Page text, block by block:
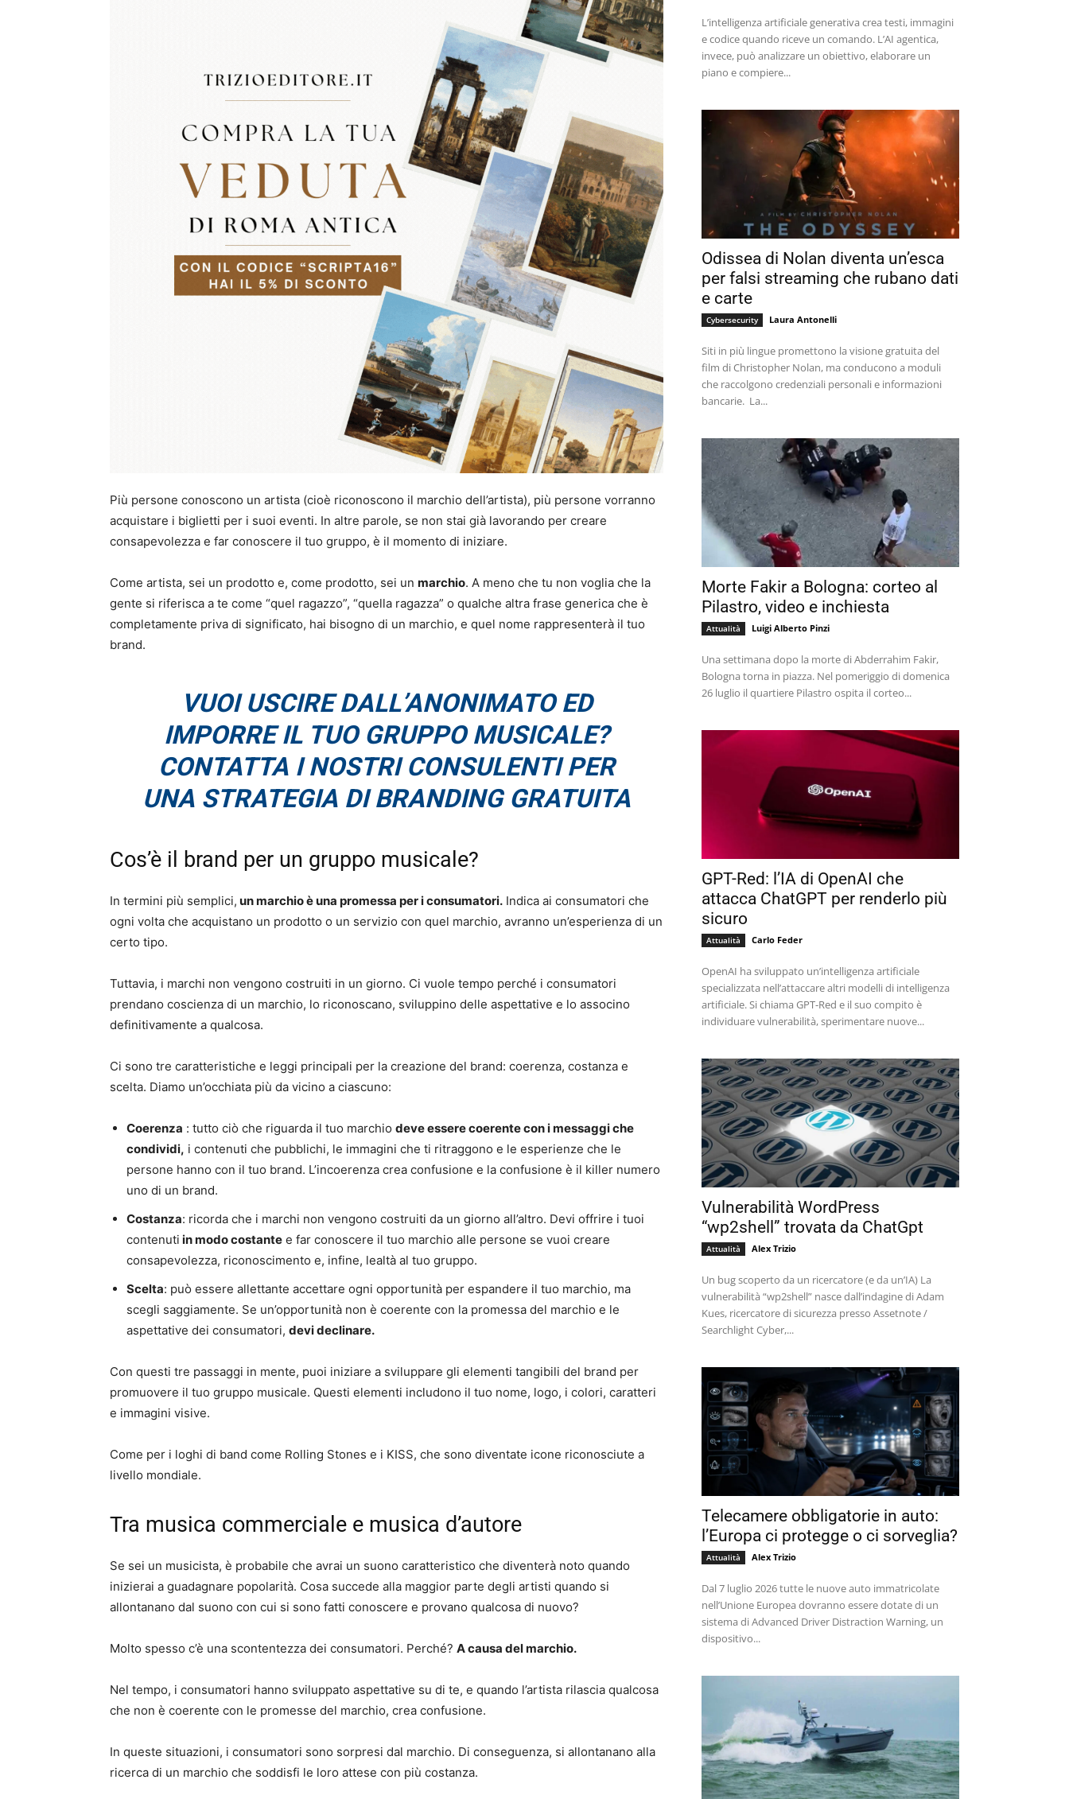
Più persone conoscono un artista (cioè riconoscono il marchio dell’artista), più persone vorranno
acquistare i biglietti per i suoi eventi. In altre parole, se non stai già lavorando per creare
consapevolezza e far conoscere il tuo gruppo, è il momento di iniziare.
Come artista, sei un prodotto e, come prodotto, sei un marchio. A meno che tu non voglia che la
gente si riferisca a te come “quel ragazzo”, “quella ragazza” o qualche altra frase generica che è
completamente priva di significato, hai bisogno di un marchio, e quel nome rappresenterà il tuo
brand.
VUOI USCIRE DALL’ANONIMATO ED
IMPORRE IL TUO GRUPPO MUSICALE?
CONTATTA I NOSTRI CONSULENTI PER
UNA STRATEGIA DI BRANDING GRATUITA
Cos’è il brand per un gruppo musicale?
In termini più semplici, un marchio è una promessa per i consumatori. Indica ai consumatori che
ogni volta che acquistano un prodotto o un servizio con quel marchio, avranno un’esperienza di un
certo tipo.
Tuttavia, i marchi non vengono costruiti in un giorno. Ci vuole tempo perché i consumatori
prendano coscienza di un marchio, lo riconoscano, sviluppino delle aspettative e lo associno
definitivamente a qualcosa.
Ci sono tre caratteristiche e leggi principali per la creazione del brand: coerenza, costanza e
scelta. Diamo un’occhiata più da vicino a ciascuno:
Coerenza : tutto ciò che riguarda il tuo marchio deve essere coerente con i messaggi che
condividi, i contenuti che pubblichi, le immagini che ti ritraggono e le esperienze che le
persone hanno con il tuo brand. L’incoerenza crea confusione e la confusione è il killer numero
uno di un brand.
Costanza: ricorda che i marchi non vengono costruiti da un giorno all’altro. Devi offrire i tuoi
contenuti in modo costante e far conoscere il tuo marchio alle persone se vuoi creare
consapevolezza, riconoscimento e, infine, lealtà al tuo gruppo.
Scelta: può essere allettante accettare ogni opportunità per espandere il tuo marchio, ma
scegli saggiamente. Se un’opportunità non è coerente con la promessa del marchio e le
aspettative dei consumatori, devi declinare.
Con questi tre passaggi in mente, puoi iniziare a sviluppare gli elementi tangibili del brand per
promuovere il tuo gruppo musicale. Questi elementi includono il tuo nome, logo, i colori, caratteri
e immagini visive.
Come per i loghi di band come Rolling Stones e i KISS, che sono diventate icone riconosciute a
livello mondiale.
Tra musica commerciale e musica d’autore
Se sei un musicista, è probabile che avrai un suono caratteristico che diventerà noto quando
inizierai a guadagnare popolarità. Cosa succede alla maggior parte degli artisti quando si
allontanano dal suono con cui si sono fatti conoscere e provano qualcosa di nuovo?
Molto spesso c’è una scontentezza dei consumatori. Perché? A causa del marchio.
Nel tempo, i consumatori hanno sviluppato aspettative su di te, e quando l’artista rilascia qualcosa
che non è coerente con le promesse del marchio, crea confusione.
In queste situazioni, i consumatori sono sorpresi dal marchio. Di conseguenza, si allontanano alla
ricerca di un marchio che soddisfi le loro attese con più costanza.
L’intelligenza artificiale generativa crea testi, immagini
e codice quando riceve un comando. L’AI agentica,
invece, può analizzare un obiettivo, elaborare un
piano e compiere...
Odissea di Nolan diventa un’esca
per falsi streaming che rubano dati
e carte
Cybersecurity Laura Antonelli
Siti in più lingue promettono la visione gratuita del
film di Christopher Nolan, ma conducono a moduli
che raccolgono credenziali personali e informazioni
bancarie. La...
Morte Fakir a Bologna: corteo al
Pilastro, video e inchiesta
Attualità Luigi Alberto Pinzi
Una settimana dopo la morte di Abderrahim Fakir,
Bologna torna in piazza. Nel pomeriggio di domenica
26 luglio il quartiere Pilastro ospita il corteo...
GPT-Red: l’IA di OpenAI che
attacca ChatGPT per renderlo più
sicuro
Attualità Carlo Feder
OpenAI ha sviluppato un’intelligenza artificiale
specializzata nell’attaccare altri modelli di intelligenza
artificiale. Si chiama GPT-Red e il suo compito è
individuare vulnerabilità, sperimentare nuove...
Vulnerabilità WordPress
“wp2shell” trovata da ChatGpt
Attualità Alex Trizio
Un bug scoperto da un ricercatore (e da un’IA) La
vulnerabilità “wp2shell” nasce dall’indagine di Adam
Kues, ricercatore di sicurezza presso Assetnote /
Searchlight Cyber,...
Telecamere obbligatorie in auto:
l’Europa ci protegge o ci sorveglia?
Attualità Alex Trizio
Dal 7 luglio 2026 tutte le nuove auto immatricolate
nell’Unione Europea dovranno essere dotate di un
sistema di Advanced Driver Distraction Warning, un
dispositivo...